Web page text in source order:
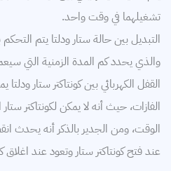
تشغيلهما في وقت واحد.
التبديل بين حالة ستار ودلتا يتم
والذي يحدد كم المدة الزمنية التي
القفل الكهربائي بين كونتاكتر ستار
الفازات، حيث أنه لا يمكن لكونتاكتر
الوقت، ومن الجدير بالذكر أنه يحدث
عند فتح كونتاكتر ستار وتعود عند اغلاق